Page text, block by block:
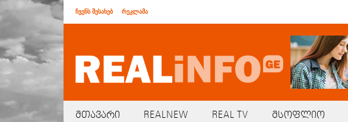
ჩვენს შესახებ რეკლამა
მთავარი REALNEW REAL TV მსოფლიო